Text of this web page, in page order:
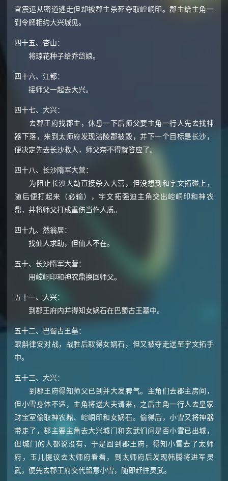
官震远从密道逃走但却被郡主杀死夺取崆峒印。郡主给主角一
到令牌相约大兴城见。
四十五、杏山：
将琼花种子给乔岱娘。
四十六、江都：
接师父一起去大兴。
四十七、大兴：
去郡王府找郡主，休息一下后师父要主角一行人先去找神
器下落，来到太师府发现涪陵郡被毁，并下一个目标是长沙，
便决定先去长沙救人，师父奈不得就答应了。
四十八、长沙隋军大营：
为阻止长沙大劫直接杀入大营，但没想到和宇文拓碰上，
随后便打起来（必输），宇文拓强迫主角交出崆峒印和神农
鼎，并将师父打成重伤当作人质。
四十九、然翁居：
找仙人求助，但仙人不在。
五十、长沙隋军大营：
用崆峒印和神农鼎换回师父。
五十一、大兴：
到郡王府内并得知女娲石在巴蜀古王墓中。
五十二、巴蜀古王墓：
跟斛律安对战，战胜后取得女娲石，但又被夺走送至宇文拓手
中。
五十三、大兴：
到郡王府得知师父已到并大发脾气。主角们去郡主房间，
但小雪身体不适，主角将送大夫请来，之后主角一行人去皇家
财宝室偷取神农鼎、崆峒印和女娲石。偷得后，小雪又将神器
带走了，郡主要主角去大兴城门和玄武们问是否小雪已出城，
但城门的人都说没有，于是回到郡王府，得知小雪去了太师
府，玉儿提议去太师府看看，到太师府后发现韩腾将进军灵
武，便先去郡王府交代留意小雪，随即赶往灵武。